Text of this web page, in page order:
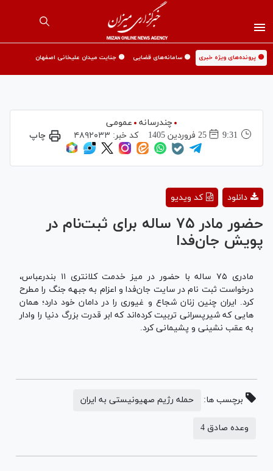
🟡 پرونده‌های ویژه خبری 🟡 سامانه‌های قضایی 🟡 جنایت میدان علیخانی اصفهان
چندرسانه
عمومی
9:31
25 فروردين 1405 کد خبر: ۴۸۹۲۰۳۳ چاپ
Video
کد ویدیو دانلود
حضور مادر ۷۵ ساله برای ثبت‌نام در
پویش جان‌فدا
مادری ۷۵ ساله با حضور در میز خدمت کلانتری ۱۱ بندرعباس،
درخواست ثبت‌ نام در سایت جان‌فدا و اعزام به جبهه جنگ را مطرح
کرد. ایران چنین زنان شجاع و غیوری را در دامان خود دارد؛ همان‌
هایی که شیرپسرانی تربیت کرده‌اند که ابر قدرت‌ بزرگ دنیا را وادار
به عقب‌ نشینی و پشیمانی کرد.
برچسب ها: حمله رژیم صهیونیستی به ایران
وعده صادق 4